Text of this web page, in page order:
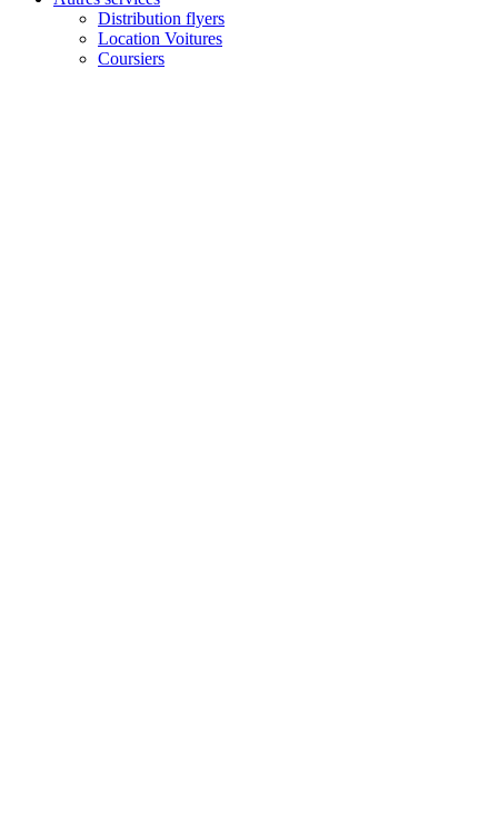
Distribution flyers
Location Voitures
Coursiers